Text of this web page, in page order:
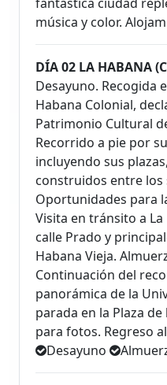
música y color.
DÍA 02 LA HABANA
Desayuno. Recogida
Habana Colonial,
Patrimonio Cultural
Recorrido a pie por
incluyendo sus
construidos entre los
Oportunidades para
Visita en tránsito a
calle Prado y
Habana Vieja.
Continuación del
panorámica de la
parada en la Plaza
para fotos. Regreso
Desayuno